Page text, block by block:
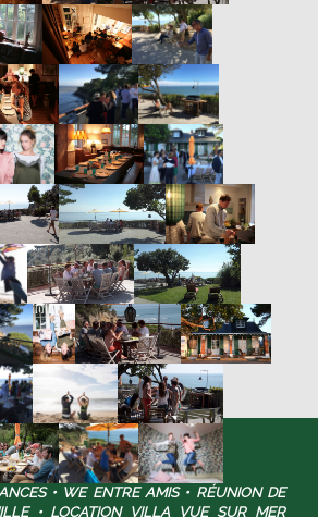
• WE ENTRE AMIS • RÉUNION DE
• LOCATION VILLA VUE SUR MER